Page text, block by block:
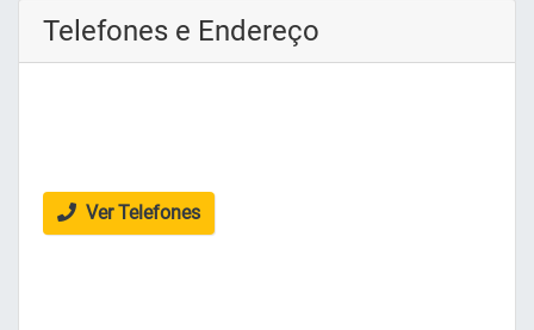
Telefones e Endereço
Ver Telefones